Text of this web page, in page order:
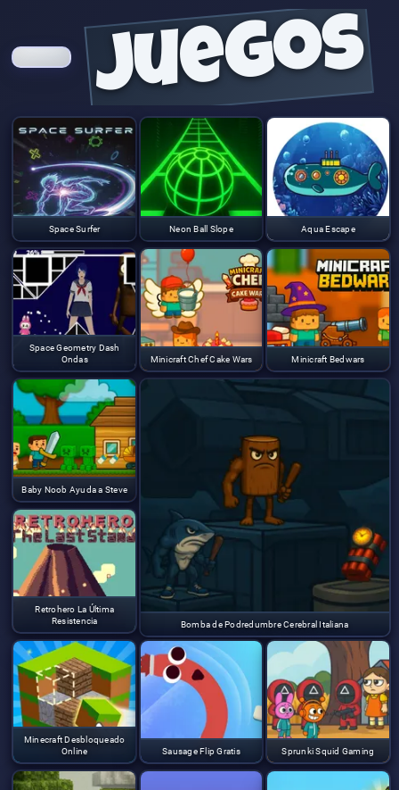
juegos
Space Surfer Neon Ball Slope Aqua Escape
Space Geometry Dash
Ondas
Minicraft Chef Cake Wars Minicraft Bedwars
Baby Noob Ayuda a Steve
Bomba de Podredumbre Cerebral Italiana
Retrohero La Última
Resistencia
Minecraft Desbloqueado
Online
Sausage Flip Gratis Sprunki Squid Gaming